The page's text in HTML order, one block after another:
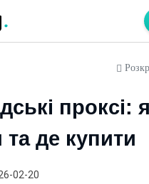
проксі:
та де купити
02-20